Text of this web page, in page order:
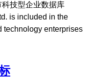
技型企业数据库
is included in the
technology enterprises